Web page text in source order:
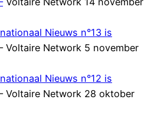
Nieuws n°13 is
Voltaire Network 5 november
Nieuws n°12 is
Voltaire Network 28 oktober